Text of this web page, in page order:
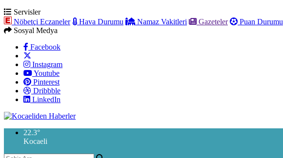
Servisler
Nöbetçi Eczaneler
Hava Durumu Namaz Vakitleri Gazeteler
Puan Durumu
Sosyal Medya
Facebook
Instagram
Youtube
Pinterest
Dribbble
LinkedIn
22.3°
Kocaeli